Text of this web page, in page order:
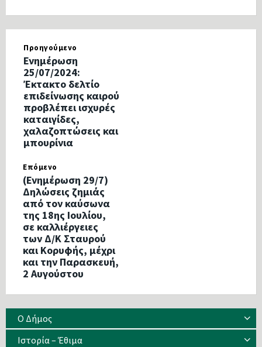
Προηγούμενο
Ενημέρωση
25/07/2024:
Έκτακτο δελτίο
επιδείνωσης καιρού
προβλέπει ισχυρές
καταιγίδες,
χαλαζοπτώσεις και
μπουρίνια
Επόμενο
(Ενημέρωση 29/7)
Δηλώσεις ζημιάς
από τον καύσωνα
της 18ης Ιουλίου,
σε καλλιέργειες
των Δ/Κ Σταυρού
και Κορυφής, μέχρι
και την Παρασκευή,
2 Αυγούστου
Ο Δήμος
Ιστορία – Έθιμα